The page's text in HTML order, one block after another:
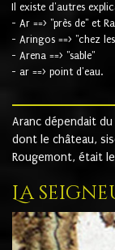
Il existe d'autres
- Ar ==> "près de" et
- Aringos ==> "chez
- Arena ==> "sable"
- ar ==> point d'eau.
Aranc dépendait du
dont le château,
Rougemont, était
La